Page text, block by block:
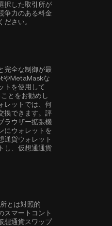
択した取引所が
争力のある料金
さい。
完全な制御が最
やMetaMaskな
トを使用して
とをお勧めし
レットでは、何
換できます。評
ラウザー拡張機
にウォレットを
通貨ウォレット
し、仮想通通貨
とは対照的
スマートコント
想通貨スワップ